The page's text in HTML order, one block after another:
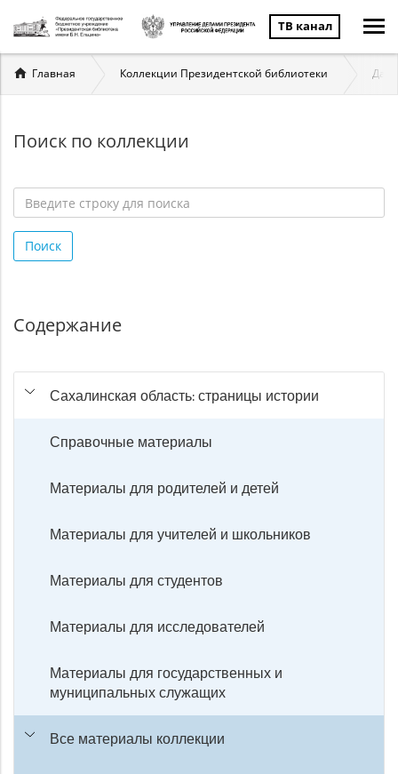
ТВ канал
Вы
здесь
Главная Коллекции Президентской библиотеки
Поиск по коллекции
строку
для
Поиск
Содержание
Сахалинская область: страницы истории
Справочные материалы
Материалы для родителей и детей
Материалы для учителей и школьников
Материалы для студентов
Материалы для исследователей
Материалы для государственных и
муниципальных служащих
Все материалы коллекции